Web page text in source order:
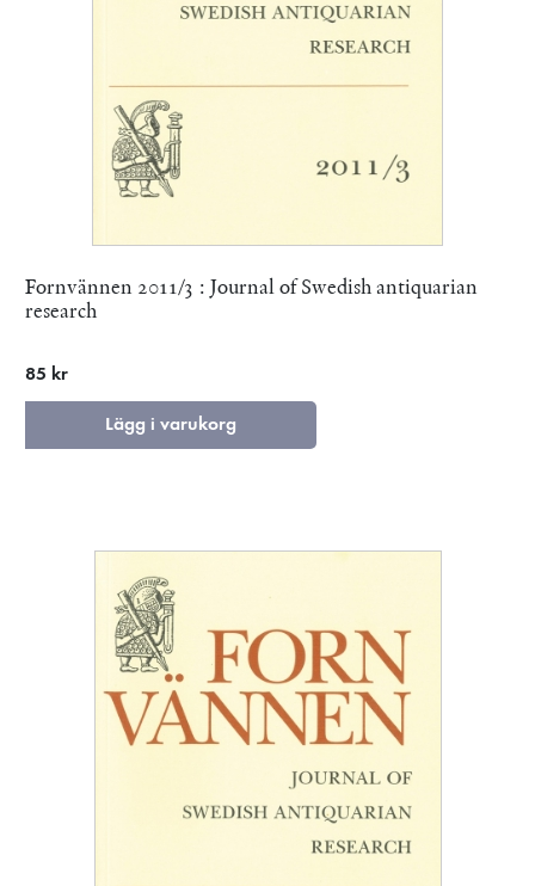
Fornvännen 2011/3 : Journal of Swedish antiquarian
research
85 kr
Lägg i varukorg